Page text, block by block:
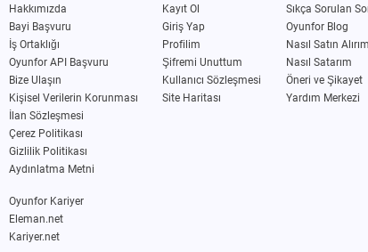
Hakkımızda
Bayi Başvuru
İş Ortaklığı
Oyunfor API Başvuru
Bize Ulaşın
Kişisel Verilerin Korunması
İlan Sözleşmesi
Çerez Politikası
Gizlilik Politikası
Aydınlatma Metni
Kayıt Ol
Giriş Yap
Profilim
Şifremi Unuttum
Kullanıcı Sözleşmesi
Site Haritası
Sıkça Sorulan
Oyunfor Blog
Nasıl Satın Alırım
Nasıl Satarım
Öneri ve Şikayet
Yardım Merkezi
Oyunfor Kariyer
Eleman.net
Kariyer.net